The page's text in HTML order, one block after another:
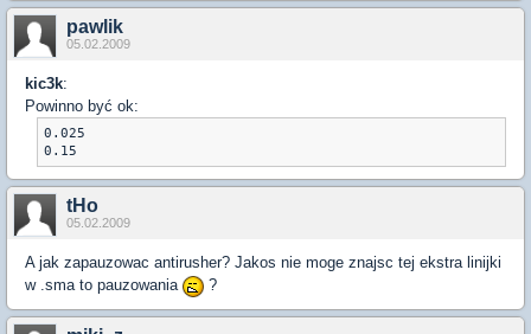
pawlik
05.02.2009
kic3k:
Powinno być ok:
0.025
0.15
tHo
05.02.2009
A jak zapauzowac antirusher? Jakos nie moge znajsc tej ekstra linijki
w .sma to pauzowania
?